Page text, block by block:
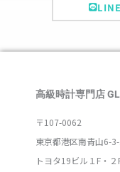
高級時計専門店
〒107-0062
東京都港区南青山6-
トヨタ19ビル１F・２